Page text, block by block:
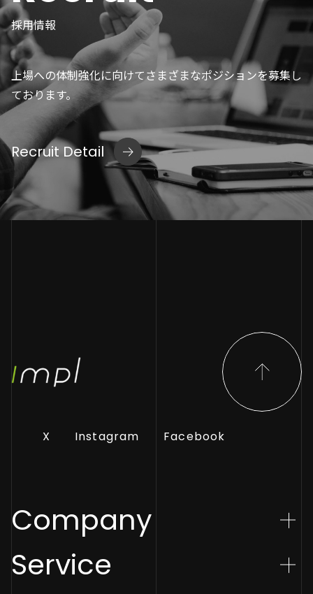
採用情報
上場への体制強化に向けてさまざまなポジションを募集し
ております。
Recruit Detail
X Instagram Facebook
Company
Service